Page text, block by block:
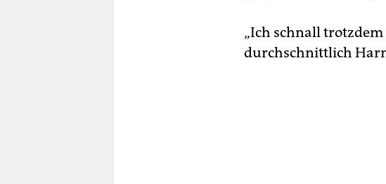
„Ich schnall
durchschnittlich